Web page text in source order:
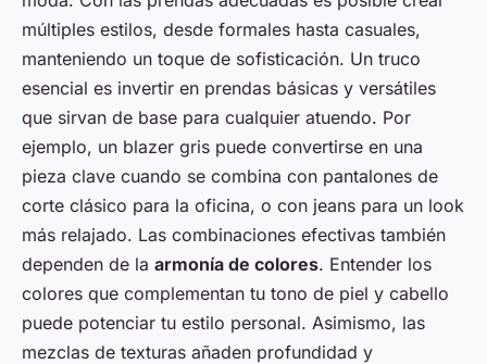
múltiples estilos, desde formales hasta casuales,
manteniendo un toque de sofisticación. Un truco
esencial es invertir en prendas básicas y versátiles
que sirvan de base para cualquier atuendo. Por
ejemplo, un blazer gris puede convertirse en una
pieza clave cuando se combina con pantalones de
corte clásico para la oficina, o con jeans para un look
más relajado. Las combinaciones efectivas también
dependen de la armonía de colores. Entender los
colores que complementan tu tono de piel y cabello
puede potenciar tu estilo personal. Asimismo, las
mezclas de texturas añaden profundidad y